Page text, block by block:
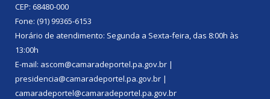
CEP: 68480-000
Fone: (91) 99365-6153
Horário de atendimento: Segunda a Sexta-feira, das 8:00h às
13:00h
E-mail: ascom@camaradeportel.pa.gov.br |
presidencia@camaradeportel.pa.gov.br |
camaradeportel@camaradeportel.pa.gov.br